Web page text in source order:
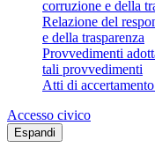
corruzione e della
Relazione del
e della trasparenza
Provvedimenti
tali provvedimenti
Atti di
Accesso civico
Espandi